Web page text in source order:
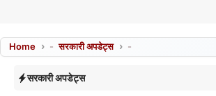
Home - सरकारी अपडेट्स -
सरकारी अपडेट्स